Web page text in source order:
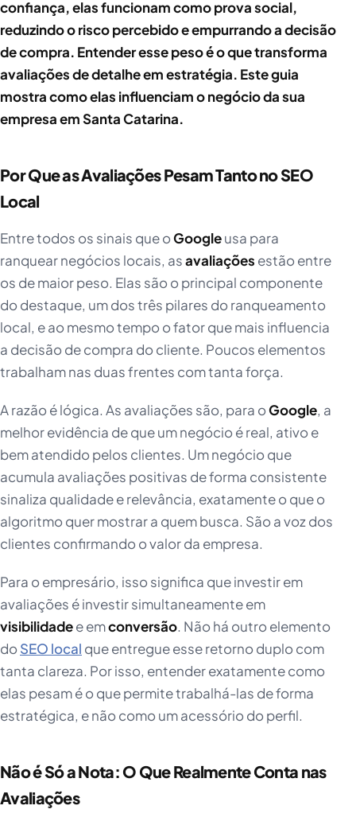
confiança, elas funcionam como prova social,
reduzindo o risco percebido e empurrando a decisão
de compra. Entender esse peso é o que transforma
avaliações de detalhe em estratégia. Este guia
mostra como elas influenciam o negócio da sua
empresa em Santa Catarina.
Por Que as Avaliações Pesam Tanto no SEO
Local
Entre todos os sinais que oGoogleusa para
ranquear negócios locais, asavaliações estão entre
os de maior peso. Elas são o principal componente
do destaque, um dos três pilares do ranqueamento
local, e ao mesmo tempo o fator que mais influencia
a decisão de compra do cliente. Poucos elementos
trabalham nas duas frentes com tanta força.
A razão é lógica. As avaliações são, para oGoogle, a
melhor evidência de que um negócio é real, ativo e
bem atendido pelos clientes. Um negócio que
acumula avaliações positivas de forma consistente
sinaliza qualidade e relevância, exatamente o que o
algoritmo quer mostrar a quem busca. São a voz dos
clientes confirmando o valor da empresa.
Para o empresário, isso significa que investir em
avaliações é investir simultaneamente em
visibilidadee emconversão. Não há outro elemento
doSEO local que entregue esse retorno duplo com
tanta clareza. Por isso, entender exatamente como
elas pesam é o que permite trabalhá-las de forma
estratégica, e não como um acessório do perfil.
Não é Só a Nota: O Que Realmente Conta nas
Avaliações